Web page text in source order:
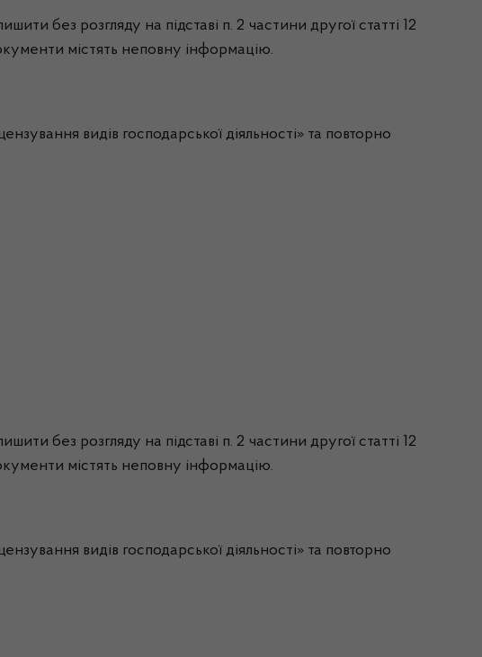
без розгляду на підставі п. 2 частини другої статті 12
містять неповну інформацію.
видів господарської діяльності» та повторно
без розгляду на підставі п. 2 частини другої статті 12
містять неповну інформацію.
видів господарської діяльності» та повторно